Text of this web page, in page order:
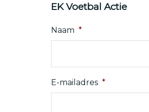
EK Voetbal Actie
Naam *
E-mailadres *